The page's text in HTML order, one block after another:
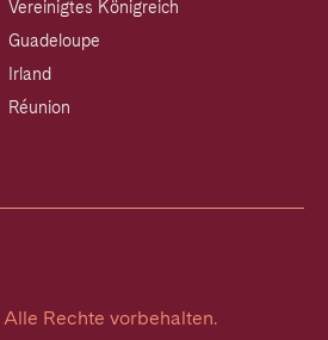
Vereinigtes Königreich
Guadeloupe
Irland
Réunion
Alle Rechte vorbehalten.